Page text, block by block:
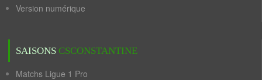
Version numérique
SAISONS CSCONSTANTINE
Matchs Ligue 1 Pro